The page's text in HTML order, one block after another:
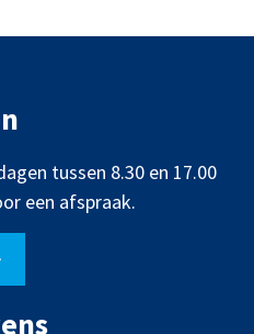
tussen 8.30 en 17.00
een afspraak.